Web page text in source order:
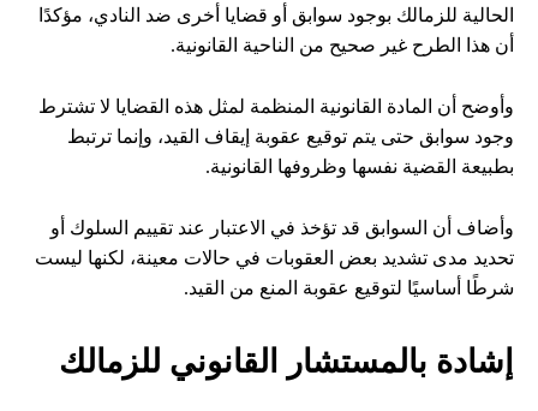
الحالية للزمالك بوجود سوابق أو قضايا أخرى ضد النادي، مؤكدًا
أن هذا الطرح غير صحيح من الناحية القانونية.
وأوضح أن المادة القانونية المنظمة لمثل هذه القضايا لا تشترط
وجود سوابق حتى يتم توقيع عقوبة إيقاف القيد، وإنما ترتبط
بطبيعة القضية نفسها وظروفها القانونية.
وأضاف أن السوابق قد تؤخذ في الاعتبار عند تقييم السلوك أو
تحديد مدى تشديد بعض العقوبات في حالات معينة، لكنها ليست
شرطًا أساسيًا لتوقيع عقوبة المنع من القيد.
إشادة بالمستشار القانوني للزمالك